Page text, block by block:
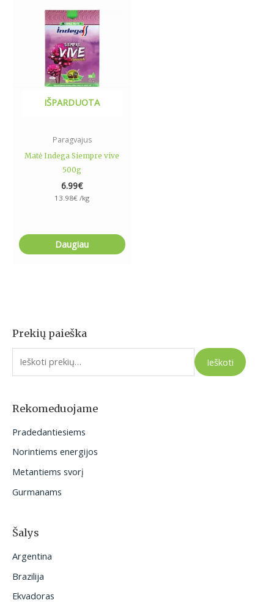
Prekių paieška
I
e
o
:
Ieškoti
Rekomeduojame
Pradedantiesiems
Norintiems energijos
Metantiems svorį
Gurmanams
Šalys
Argentina
Brazilija
Ekvadoras
IŠPARDUOTA
Paragvajus
Matė Indega Siempre vive
500g
6.99€
13.98€ /kg
Daugiau